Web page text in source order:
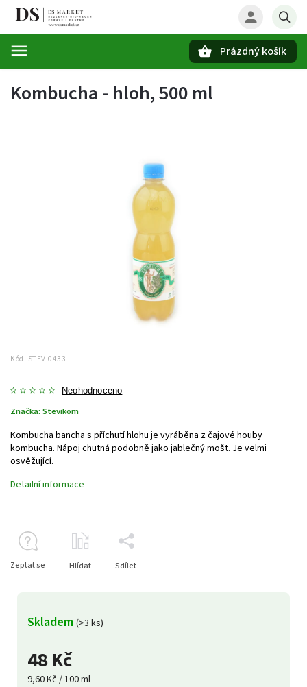
Prázdný košík
Kombucha - hloh, 500 ml
Kód: STEV-0433
Neohodnoceno
Značka: Stevikom
48 Kč
9,60 Kč / 100 ml
Skladem (>3 ks)
Kombucha bancha s příchutí hlohu je vyráběna z čajové houby
kombucha. Nápoj chutná podobně jako jablečný mošt. Je velmi
osvěžující.
Detailní informace
Zeptat se Hlídat Sdílet